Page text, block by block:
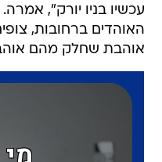
עכשיו בניו יורק",
האוהדים ברחובות,
אוהבת שחלק מהם